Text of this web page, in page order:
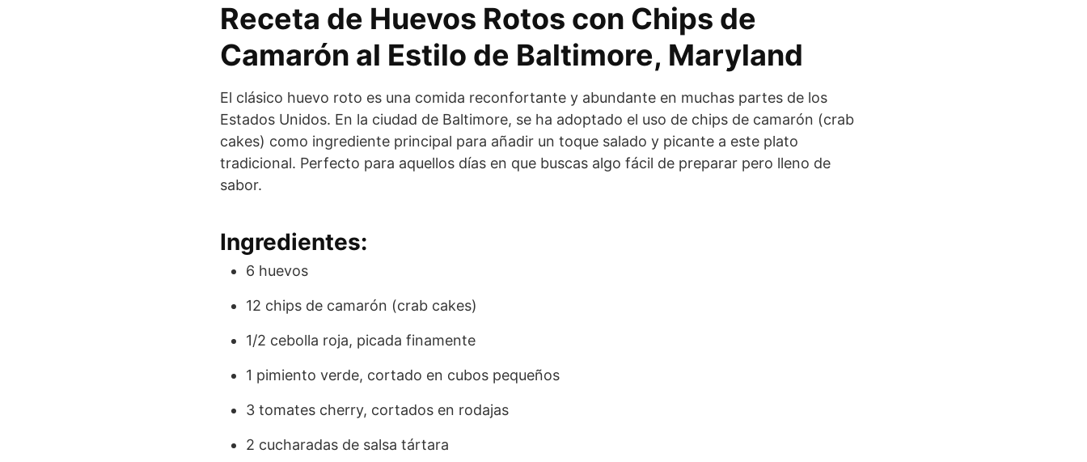
Receta de Huevos Rotos con Chips de
Camarón al Estilo de Baltimore, Maryland
El clásico huevo roto es una comida reconfortante y abundante en muchas partes de los
Estados Unidos. En la ciudad de Baltimore, se ha adoptado el uso de chips de camarón (crab
cakes) como ingrediente principal para añadir un toque salado y picante a este plato
tradicional. Perfecto para aquellos días en que buscas algo fácil de preparar pero lleno de
sabor.
Ingredientes:
6 huevos
12 chips de camarón (crab cakes)
1/2 cebolla roja, picada finamente
1 pimiento verde, cortado en cubos pequeños
3 tomates cherry, cortados en rodajas
2 cucharadas de salsa tártara